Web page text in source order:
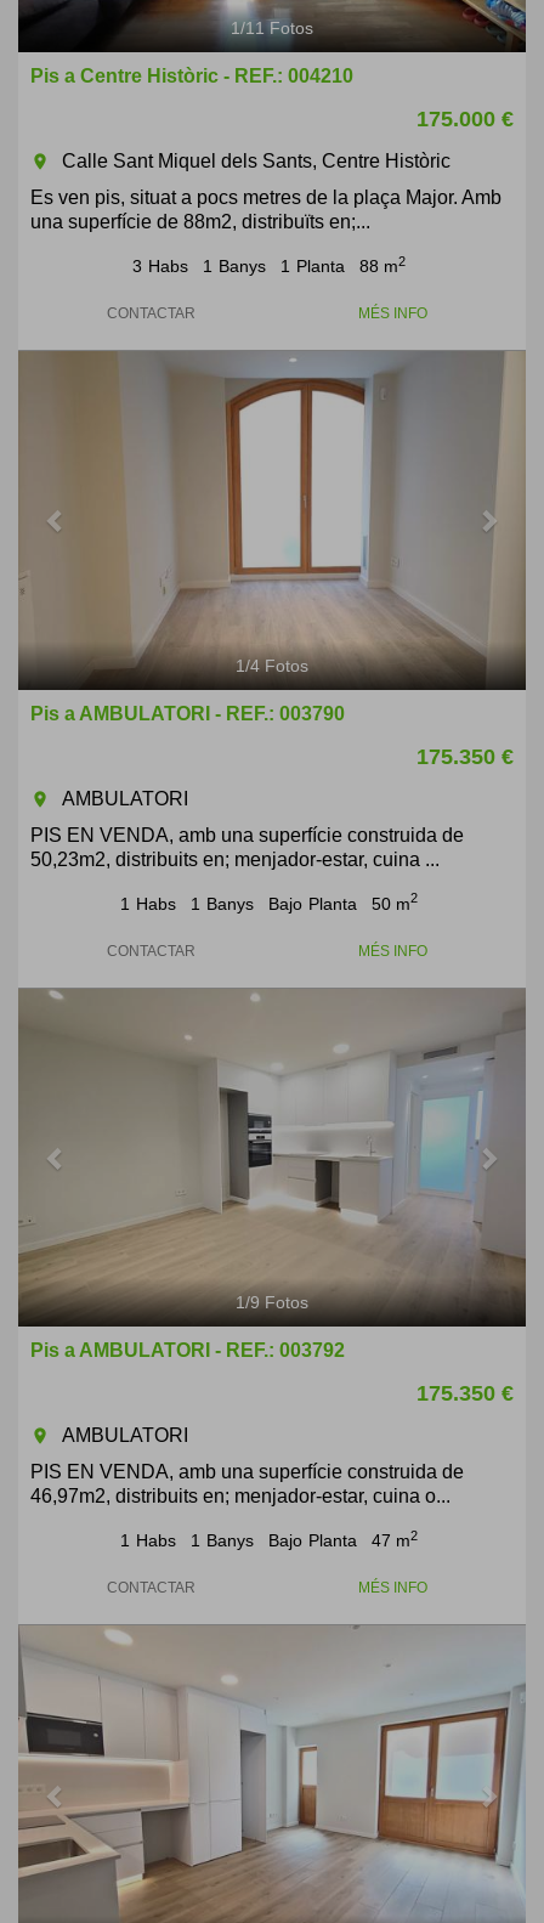
1/11 Fotos
Pis a Centre Històric - REF.: 004210
175.000 €
room
Calle Sant Miquel dels Sants, Centre Històric
Es ven pis, situat a pocs metres de la plaça Major. Amb
una superfície de 88m2, distribuïts en;...
3 Habs 1 Banys 1 Planta 88 m2
CONTACTAR MÉS INFO
1/4Fotos
Pis a AMBULATORI - REF.: 003790
175.350 €
room
AMBULATORI
PIS EN VENDA, amb una superfície construida de
50,23m2, distribuits en; menjador-estar, cuina ...
1 Habs 1 Banys Bajo Planta 50 m2
CONTACTAR MÉS INFO
Previous
1/9Fotos
Pis a AMBULATORI - REF.: 003792
175.350 €
room
AMBULATORI
PIS EN VENDA, amb una superfície construida de
46,97m2, distribuits en; menjador-estar, cuina o...
1 Habs 1 Banys Bajo Planta 47 m2
CONTACTAR MÉS INFO
Previous